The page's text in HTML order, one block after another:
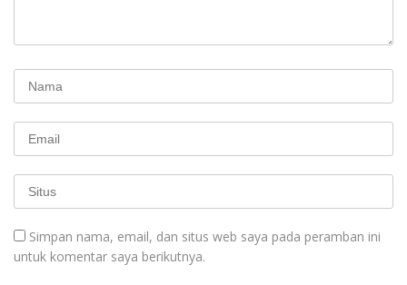
Simpan nama, email, dan situs web saya pada peramban ini
untuk komentar saya berikutnya.